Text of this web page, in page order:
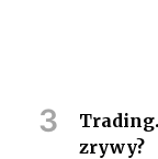
zrywy?